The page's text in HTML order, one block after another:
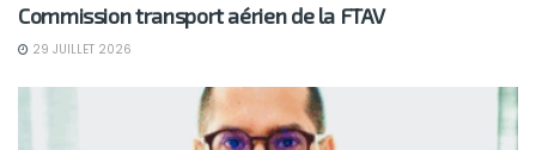
Commission transport aérien de la FTAV
29 JUILLET 2026